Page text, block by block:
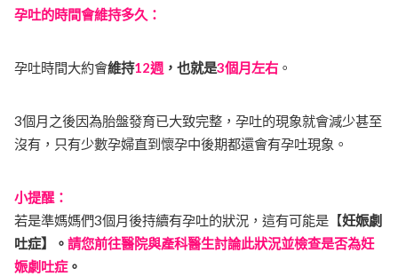
孕吐的時間會維持多久：
孕吐時間大約會維持12週 ，也就是3個月左右 。
3個月之後因為胎盤發育已大致完整，孕吐的現象就會減少甚至
沒有，只有少數孕婦直到懷孕中後期都還會有孕吐現象。
​小提醒：
若是準媽媽們3個月後持續有孕吐的狀況，這有可能是【妊娠劇
吐症】。 請您前往醫院與產科醫生討論此狀況並檢查是否為妊
娠劇吐症。